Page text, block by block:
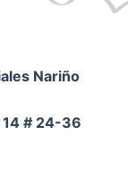
Nariño
14 # 24-36